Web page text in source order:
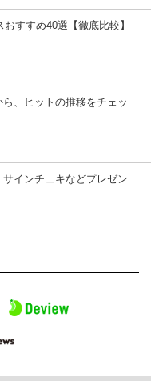
すすめ40選【徹底比較】
、ヒットの推移をチェッ
インチェキなどプレゼン